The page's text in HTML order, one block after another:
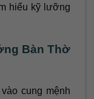
hiểu kỹ lưỡng
Bàn Thờ
cung mệnh